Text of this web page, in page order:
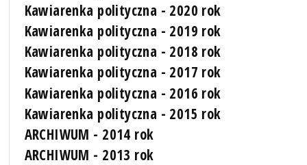
Kawiarenka polityczna - 2020 rok
Kawiarenka polityczna - 2019 rok
Kawiarenka polityczna - 2018 rok
Kawiarenka polityczna - 2017 rok
Kawiarenka polityczna - 2016 rok
Kawiarenka polityczna - 2015 rok
ARCHIWUM - 2014 rok
ARCHIWUM - 2013 rok